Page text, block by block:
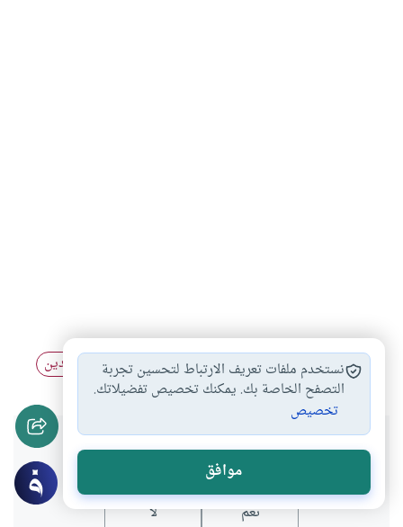
العلم الشرعي #العلوم النقلية # العلوم التجريبية التدين
هل انتفعت بهذا المحتوى؟
نعم لا
نستخدم ملفات تعريف الارتباط لتحسين تجربة
التصفح الخاصة بك. يمكنك تخصيص تفضيلاتك.
تخصيص
موافق